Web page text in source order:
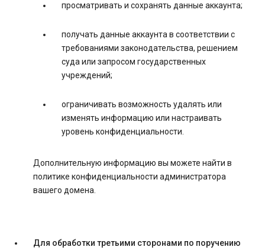
просматривать и сохранять данные аккаунта;
получать данные аккаунта в соответствии с
требованиями законодательства, решением
суда или запросом государственных
учреждений;
ограничивать возможность удалять или
изменять информацию или настраивать
уровень конфиденциальности.
Дополнительную информацию вы можете найти в
политике конфиденциальности администратора
вашего домена.
Для обработки третьими сторонами по поручению